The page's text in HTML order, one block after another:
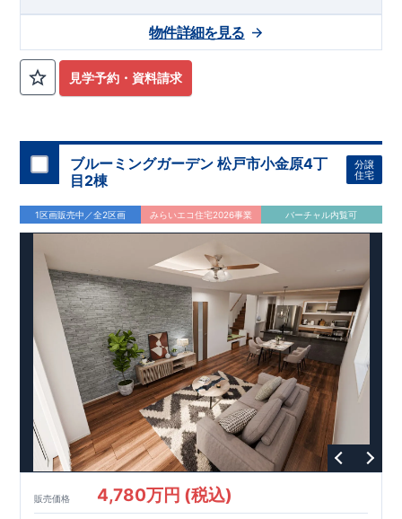
見学予約・資料請求
物件詳細を見る
ブルーミングガーデン 松戸市小金原4丁
目2棟
分譲
住宅
1区画販売中／全2区画 みらいエコ住宅2026事業 バーチャル内覧可
販売価格 4,780万円 (税込)